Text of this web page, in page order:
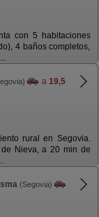
con 5 habitaciones
4 baños completos,
a 19,5
rural en Segovia.
Nieva, a 20 min de
(Segovia)